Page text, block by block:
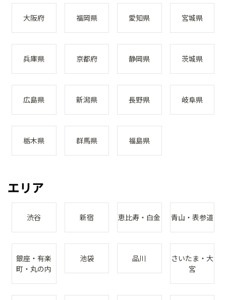
大阪府 福岡県 愛知県 宮城県
兵庫県 京都府 静岡県 茨城県
広島県 新潟県 長野県 岐阜県
栃木県 群馬県 福島県
エリア
渋谷 新宿 恵比寿・白金 青山・表参道
銀座・有楽
町・丸の内
池袋 品川
さいたま・大
宮